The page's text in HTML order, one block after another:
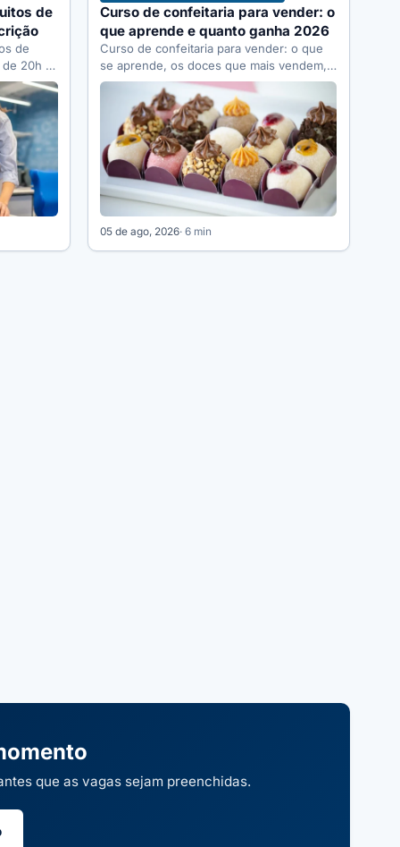
de
de
de 20h a
Curso de confeitaria para vender: o
que aprende e quanto ganha 2026
Curso de confeitaria para vender: o que
se aprende, os doces que mais vendem,
como precificar, quanto dá…
05 de ago, 2026· 6 min
que as vagas sejam preenchidas.